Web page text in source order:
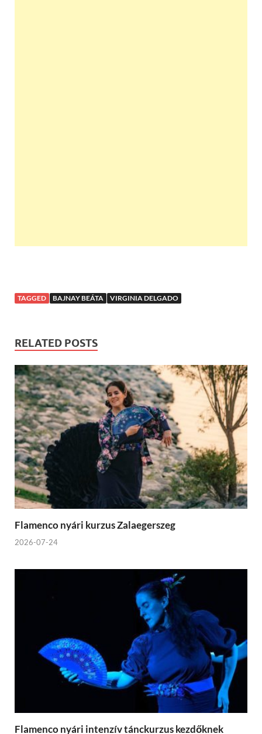
TAGGED BAJNAY BEÁTA VIRGINIA DELGADO
RELATED POSTS
Flamenco nyári kurzus Zalaegerszeg
2026-07-24
Flamenco nyári intenzív tánckurzus kezdőknek